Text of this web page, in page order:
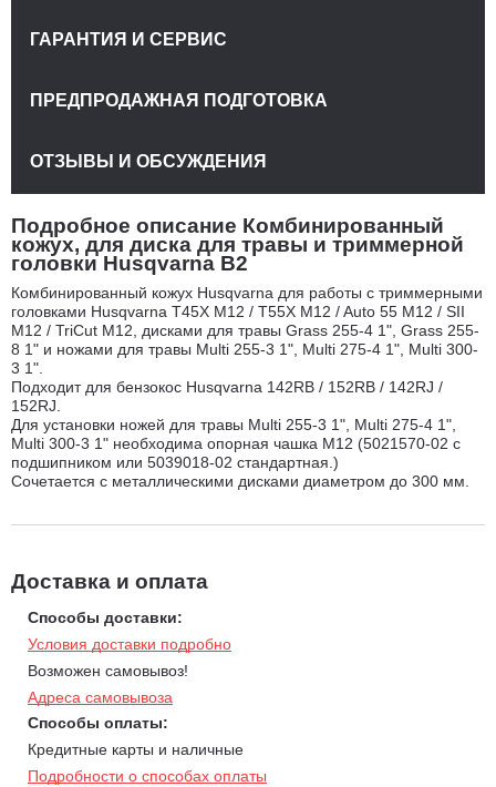
Подробное описание Комбинированный
кожух, для диска для травы и триммерной
головки Husqvarna B2
Комбинированный кожух Husqvarna для работы с триммерными
головками Husqvarna T45X M12 / T55X M12 / Auto 55 M12 / SII
M12 / TriCut M12, дисками для травы Grass 255-4 1", Grass 255-
8 1" и ножами для травы Multi 255-3 1", Multi 275-4 1", Multi 300-
3 1".
Подходит для бензокос Husqvarna 142RB / 152RB / 142RJ /
152RJ.
Для установки ножей для травы Multi 255-3 1", Multi 275-4 1",
Multi 300-3 1" необходима опорная чашка M12 (5021570-02 с
подшипником или 5039018-02 стандартная.)
Сочетается с металлическими дисками диаметром до 300 мм.
Доставка и оплата
Способы доставки:
Условия доставки подробно
Возможен самовывоз!
Адреса самовывоза
Способы оплаты:
Кредитные карты и наличные
Подробности о способах оплаты
ГАРАНТИЯ И СЕРВИС
ПРЕДПРОДАЖНАЯ ПОДГОТОВКА
ОТЗЫВЫ И ОБСУЖДЕНИЯ